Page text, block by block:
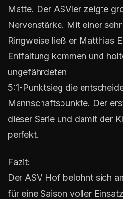
Matte. Der ASVler zeigte
Nervenstärke. Mit einer
Ringweise ließ er Matthias
Entfaltung kommen und
ungefährdeten
5:1-Punktsieg die
Mannschaftspunkte. Der
dieser Serie und damit der
perfekt.
Fazit:
Der ASV Hof belohnt sich
für eine Saison voller